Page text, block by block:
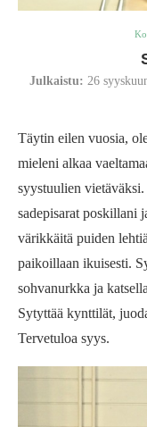
Julkaistu: 26
Täytin eilen vuosia,
mieleni alkaa
syystuulien vietäväksi.
sadepisarat poskillani
värikkäitä puiden
paikoillaan ikuisesti.
sohvanurkka ja
Sytyttää kynttilät,
Tervetuloa syys.